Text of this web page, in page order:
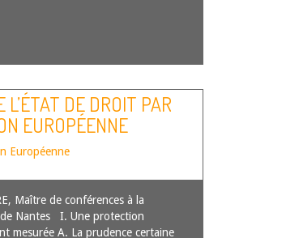
DE DROIT PAR
EUROPÉENNE
Européenne
Maître de conférences à la
Nantes I. Une protection
mesurée A. La prudence certaine